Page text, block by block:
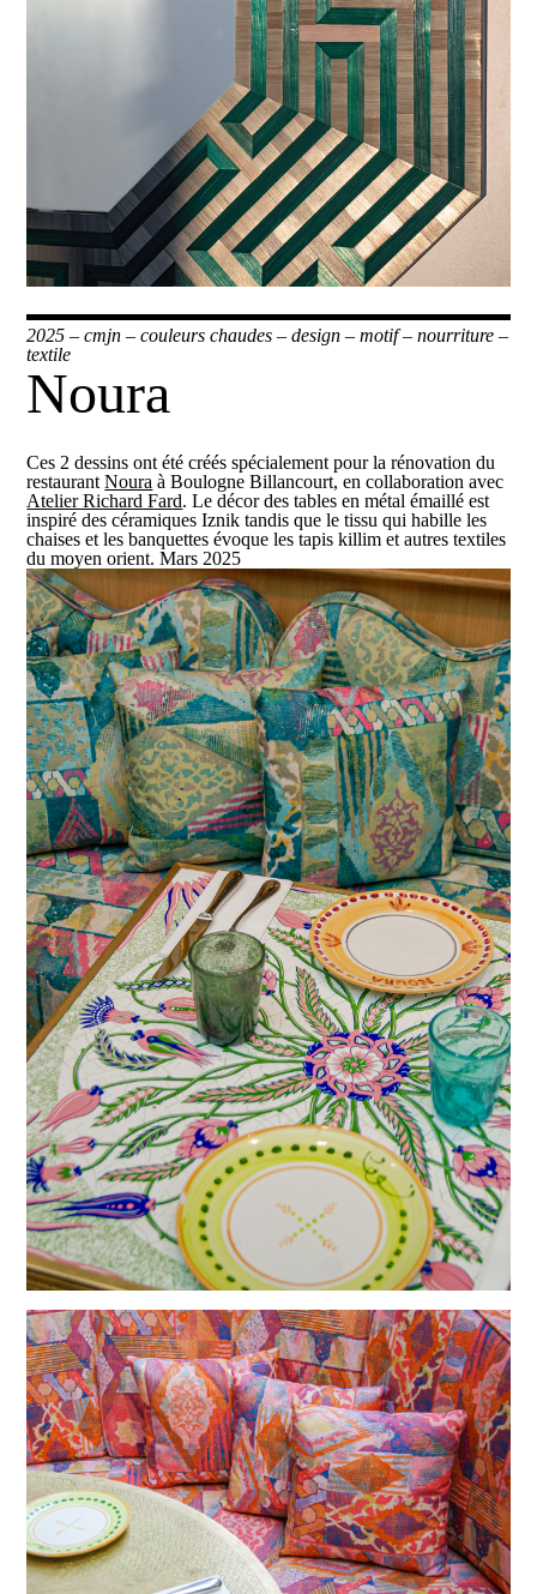
2025 –cmjn –couleurs chaudes –design –motif–nourriture –
textile
Noura
Ces 2 dessins ont été créés spécialement pour la rénovation du
restaurantNoura à Boulogne Billancourt, en collaboration avec
Atelier Richard Fard. Le décor des tables en métal émaillé est
inspiré des céramiques Iznik tandis que le tissu qui habille les
chaises et les banquettes évoque les tapis killim et autres textiles
du moyen orient. Mars 2025